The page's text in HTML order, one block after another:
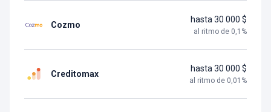
Cozmo
hasta 30 000 $
al ritmo de 0,1 %
Creditomax
hasta 30 000 $
al ritmo de 0,01 %